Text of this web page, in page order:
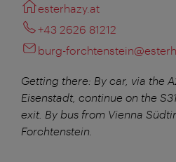
esterhazy.at
+43 2626 81212
burg-
Getting there: By car, via the
Eisenstadt, continue on the
exit. By bus from Vienna
Forchtenstein.